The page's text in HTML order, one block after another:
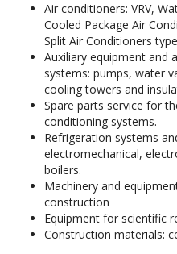
Air conditioners: VRV,
Cooled Package Air
Split Air Conditioners
Auxiliary equipment and
systems: pumps, water
cooling towers and
Spare parts service for
conditioning systems.
Refrigeration systems
electromechanical,
boilers.
Machinery and
construction
Equipment for scientific
Construction materials: